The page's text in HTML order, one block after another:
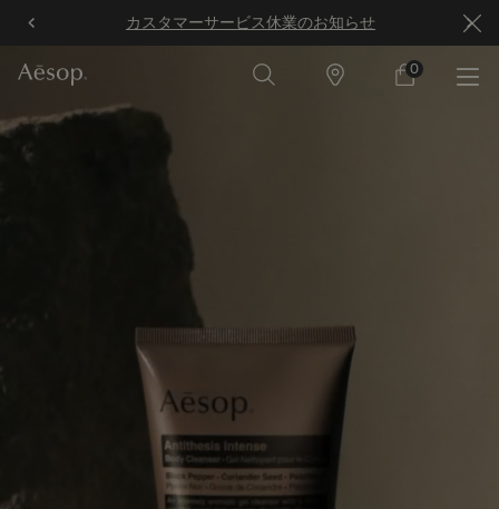
2026年9月8日まで全品送料無料
店
カ
0
0 カート内の製